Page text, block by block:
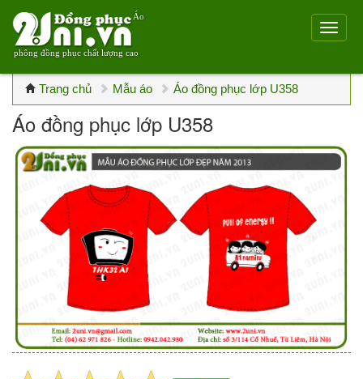
Áo
phông đồng phục chất lượng cao
Trang chủ Mẫu áo Áo đồng phục lớp U358
Áo đồng phục lớp U358